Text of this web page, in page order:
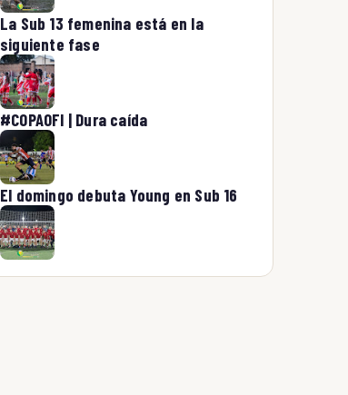
La Sub 13 femenina está en la
siguiente fase
#COPAOFI | Dura caída
El domingo debuta Young en Sub 16